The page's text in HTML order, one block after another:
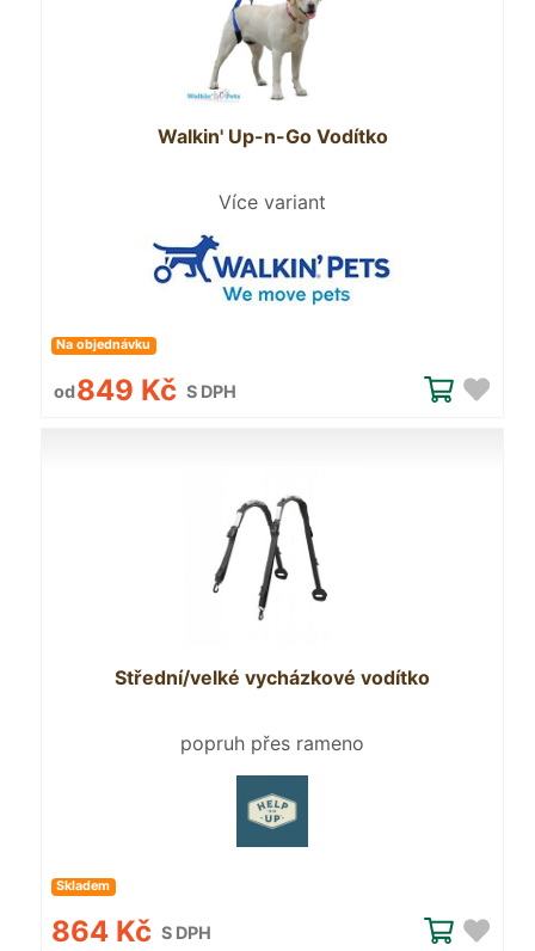
Walkin' Up-n-Go Vodítko
Více variant
Na objednávku
od849 Kč S DPH
Střední/velké vycházkové vodítko
popruh přes rameno
Skladem
864 Kč S DPH